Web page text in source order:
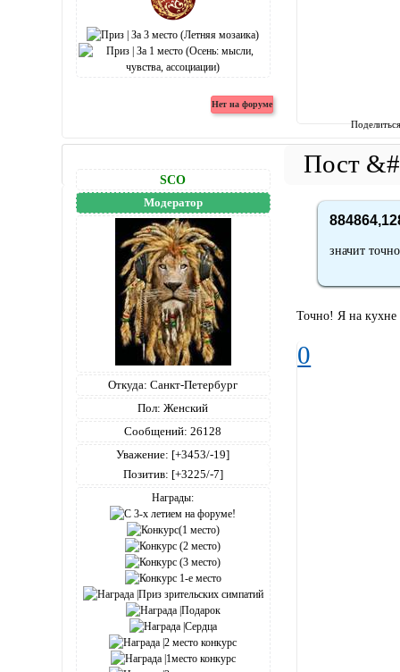
SCO
Модератор
Откуда: Санкт-Петербург
Пол: Женский
Сообщений: 26128
Уважение: [+3453/-19]
Позитив: [+3225/-7]
Награды:
значит
Точно! Я на
0